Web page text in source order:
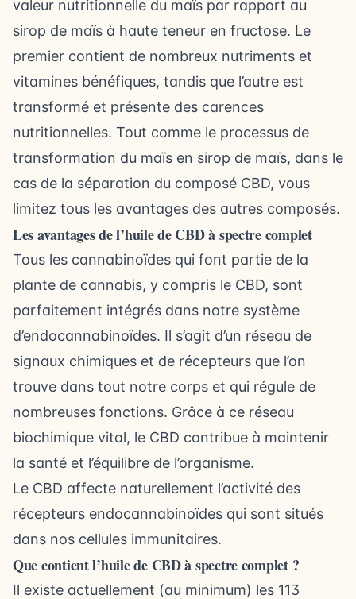
valeur nutritionnelle du maïs par rapport au
sirop de maïs à haute teneur en fructose. Le
premier contient de nombreux nutriments et
vitamines bénéfiques, tandis que l’autre est
transformé et présente des carences
nutritionnelles. Tout comme le processus de
transformation du maïs en sirop de maïs, dans le
cas de la séparation du composé CBD, vous
limitez tous les avantages des autres composés.
Les avantages de l’huile de CBD à spectre complet
Tous les cannabinoïdes qui font partie de la
plante de cannabis, y compris le CBD, sont
parfaitement intégrés dans notre système
d’endocannabinoïdes. Il s’agit d’un réseau de
signaux chimiques et de récepteurs que l’on
trouve dans tout notre corps et qui régule de
nombreuses fonctions. Grâce à ce réseau
biochimique vital, le CBD contribue à maintenir
la santé et l’équilibre de l’organisme.
Le CBD affecte naturellement l’activité des
récepteurs endocannabinoïdes qui sont situés
dans nos cellules immunitaires.
Que contient l’huile de CBD à spectre complet ?
Il existe actuellement (au minimum) les 113